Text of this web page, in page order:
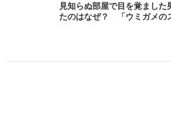
見知らぬ部屋で目を覚ました
たのはなぜ？ 「ウミガメの